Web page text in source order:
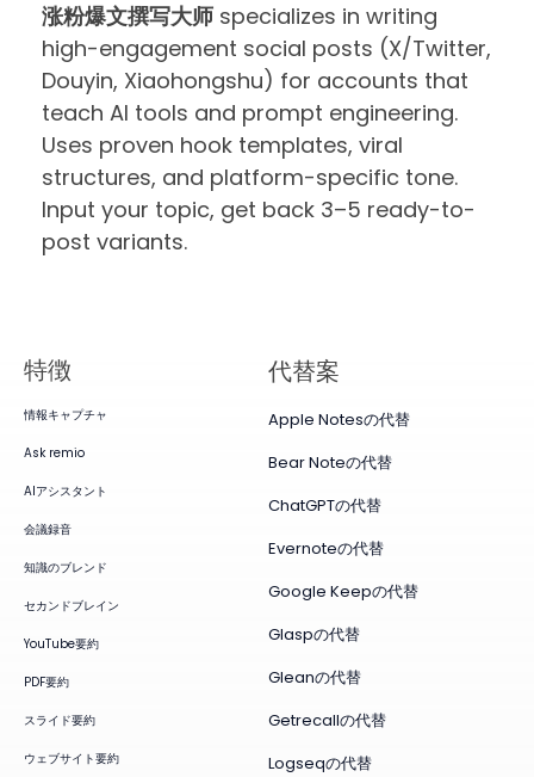
涨粉爆文撰写大师 specializes in writing
high-engagement social posts (X/Twitter,
Douyin, Xiaohongshu) for accounts that
teach AI tools and prompt engineering.
Uses proven hook templates, viral
structures, and platform-specific tone.
Input your topic, get back 3–5 ready-to-
post variants.
特徴
情報キャプチャ
Ask remio
AIアシスタント
会議録音
知識のブレンド
セカンドブレイン
YouTube要約
PDF要約
スライド要約
ウェブサイト要約
代替案
Apple Notesの代替
Bear Noteの代替
ChatGPTの代替
Evernoteの代替
Google Keepの代替
Glaspの代替
Gleanの代替
Getrecallの代替
Logseqの代替